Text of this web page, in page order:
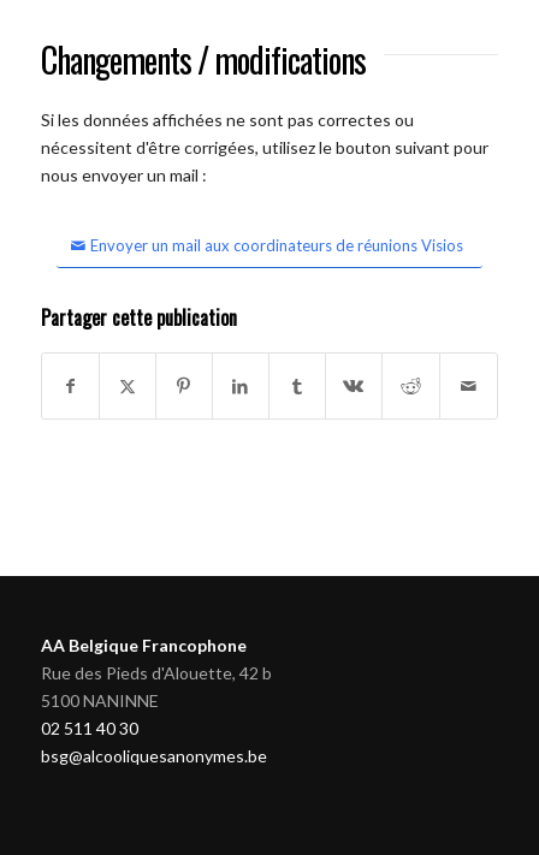
Changements / modifications
Si les données affichées ne sont pas correctes ou
nécessitent d'être corrigées, utilisez le bouton suivant pour
nous envoyer un mail :
Envoyer un mail aux coordinateurs de réunions Visios
Partager cette publication
AA Belgique Francophone
Rue des Pieds d'Alouette, 42 b
5100 NANINNE
02 511 40 30
bsg@alcooliquesanonymes.be